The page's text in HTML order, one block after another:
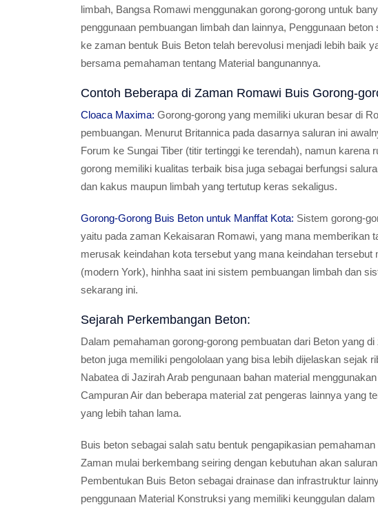
limbah, Bangsa Romawi menggunakan gorong-gorong untuk
penggunaan pembuangan limbah dan lainnya, Penggunaan
ke zaman bentuk Buis Beton telah berevolusi menjadi lebih baik
bersama pemahaman tentang Material bangunannya.
Contoh Beberapa di Zaman Romawi Buis Gorong-
Cloaca Maxima: Gorong-gorong yang memiliki ukuran besar di
pembuangan. Menurut Britannica pada dasarnya saluran ini
Forum ke Sungai Tiber (titir tertinggi ke terendah), namun karena
gorong memiliki kualitas terbaik bisa juga sebagai berfungsi
dan kakus maupun limbah yang tertutup keras sekaligus.
Gorong-Gorong Buis Beton untuk Manffat Kota: Sistem gorong-
yaitu pada zaman Kekaisaran Romawi, yang mana memberikan
merusak keindahan kota tersebut yang mana keindahan
(modern York), hinhha saat ini sistem pembuangan limbah dan
sekarang ini.
Sejarah Perkembangan Beton:
Dalam pemahaman gorong-gorong pembuatan dari Beton yang
beton juga memiliki pengololaan yang bisa lebih dijelaskan sejak
Nabatea di Jazirah Arab pengunaan bahan material
Campuran Air dan beberapa material zat pengeras lainnya yang
yang lebih tahan lama.
Buis beton sebagai salah satu bentuk pengapikasian
Zaman mulai berkembang seiring dengan kebutuhan akan
Pembentukan Buis Beton sebagai drainase dan infrastruktur
penggunaan Material Konstruksi yang memiliki keunggulan